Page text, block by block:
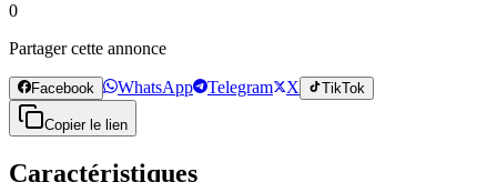
0
Partager cette annonce
Facebook WhatsApp Telegram X TikTok
Copier le lien
Caractéristiques